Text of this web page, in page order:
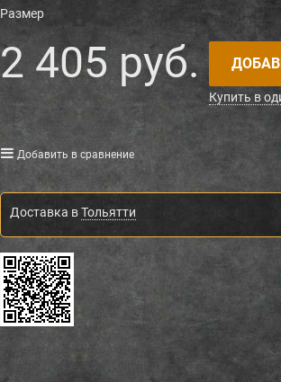
Размер
2 405 руб.
Купить в
Добавить в сравнение
Доставка вТольятти